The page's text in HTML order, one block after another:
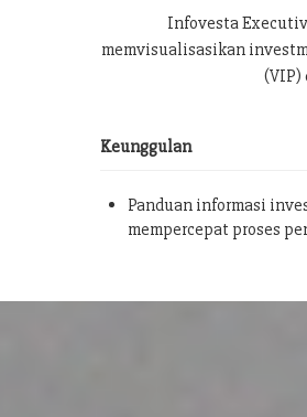
Infovesta
memvisualisasikan
(VIP)
Keunggulan
Panduan informasi
mempercepat proses